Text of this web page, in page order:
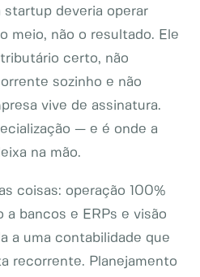
startup deveria operar
meio, não o resultado. Ele
certo, não
sozinho e não
vive de assinatura.
— e é onde a
na mão.
coisas: operação 100%
bancos e ERPs e visão
a uma contabilidade que
recorrente. Planejamento